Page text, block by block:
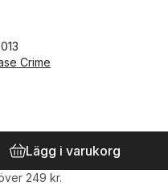
Crime
antal röster:
Lägg i varukorg
249 kr.